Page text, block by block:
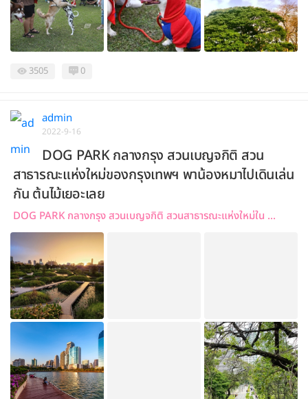
3505 0
admin
2022-9-16
DOG PARK กลางกรุง สวนเบญจกิติ สวน
สาธารณะแห่งใหม่ของกรุงเทพฯ พาน้องหมาไปเดินเล่น
กัน ต้นไม้เยอะเลย
DOG PARK กลางกรุง สวนเบญจกิติ สวนสาธารณะแห่งใหม่ใน ...